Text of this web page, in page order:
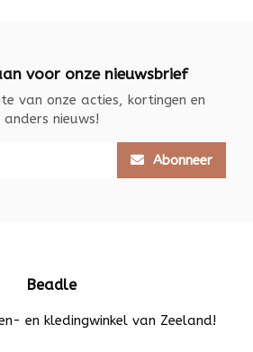
voor onze nieuwsbrief
van onze acties, kortingen en
anders nieuws!
Abonneer
Beadle
en kledingwinkel van Zeeland!